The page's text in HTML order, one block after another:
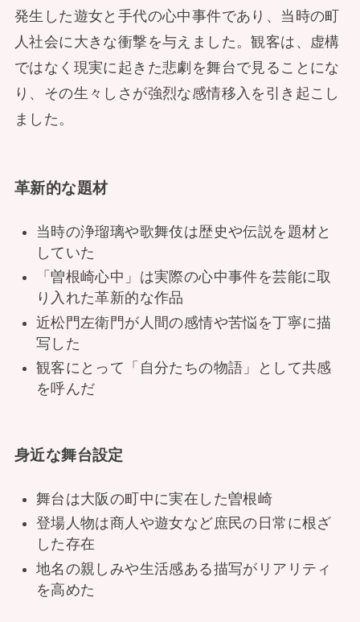
発生した遊女と手代の心中事件であり、当時の町
人社会に大きな衝撃を与えました。観客は、虚構
ではなく現実に起きた悲劇を舞台で見ることにな
り、その生々しさが強烈な感情移入を引き起こし
ました。
革新的な題材
当時の浄瑠璃や歌舞伎は歴史や伝説を題材と
していた
「曽根崎心中」は実際の心中事件を芸能に取
り入れた革新的な作品
近松門左衛門が人間の感情や苦悩を丁寧に描
写した
観客にとって「自分たちの物語」として共感
を呼んだ
身近な舞台設定
舞台は大阪の町中に実在した曽根崎
登場人物は商人や遊女など庶民の日常に根ざ
した存在
地名の親しみや生活感ある描写がリアリティ
を高めた